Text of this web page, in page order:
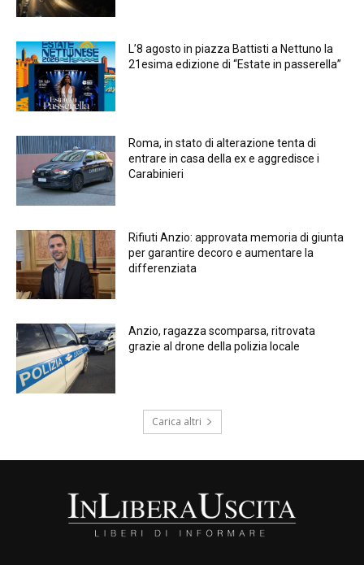
L’8 agosto in piazza Battisti a Nettuno la
21esima edizione di “Estate in passerella”
Roma, in stato di alterazione tenta di
entrare in casa della ex e aggredisce i
Carabinieri
Rifiuti Anzio: approvata memoria di giunta
per garantire decoro e aumentare la
differenziata
Anzio, ragazza scomparsa, ritrovata
grazie al drone della polizia locale
Carica altri